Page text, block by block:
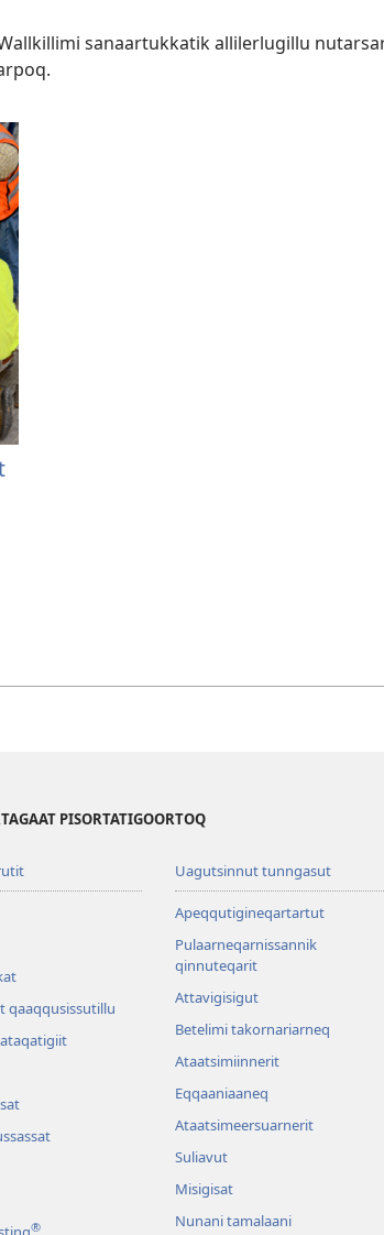
sanaartukkatik allilerlugillu
PISORTATIGOORTOQ
qaaqqusissutillu
®
Uagutsinnut tunngasut
Apeqqutigineqartartut
Pulaarneqarnissannik
qinnuteqarit
Attavigisigut
Betelimi takornariarneq
Ataatsimiin­nerit
Eqqaaniaaneq
Ataatsimeersuarnerit
Suliavut
Misigisat
Nunani tamalaani